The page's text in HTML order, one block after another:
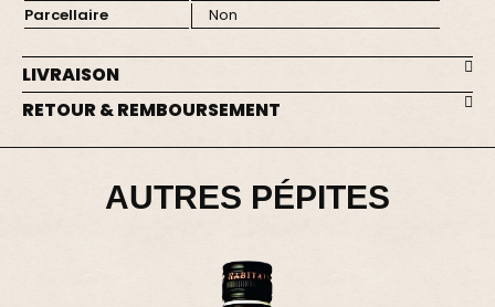
Parcellaire
Non
LIVRAISON
RETOUR & REMBOURSEMENT
AUTRES PÉPITES